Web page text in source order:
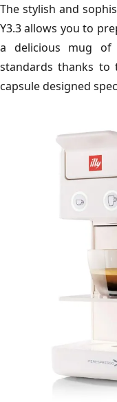
The stylish and
Y3.3 allows you to
a delicious mug of
standards thanks
capsule designed